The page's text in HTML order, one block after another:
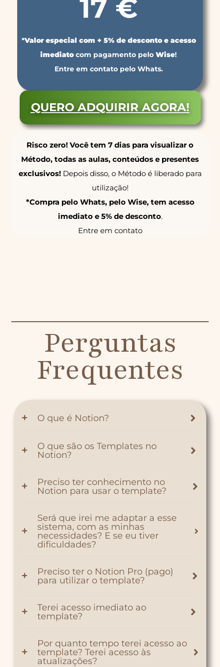
17 €
*Valor especial com + 5% de desconto e acesso
imediatocom pagamento pelo Wise!
Entre em contato pelo Whats.
QUERO ADQUIRIR AGORA!
Risco zero! Você tem 7 dias para visualizar o
Método, todas as aulas, conteúdos e presentes
exclusivos!Depois disso, o Método é liberado para
utilização!
*Compra pelo Whats, pelo Wise, tem acesso
imediato e 5% de desconto.
Entre em contato
Perguntas
Frequentes
O que é Notion?
O que são os Templates no
Notion?
Preciso ter conhecimento no
Notion para usar o template?
Será que irei me adaptar a esse
sistema, com as minhas
necessidades? E se eu tiver
dificuldades?
Preciso ter o Notion Pro (pago)
para utilizar o template?
Terei acesso imediato ao
template?
Por quanto tempo terei acesso ao
template? Terei acesso às
atualizações?